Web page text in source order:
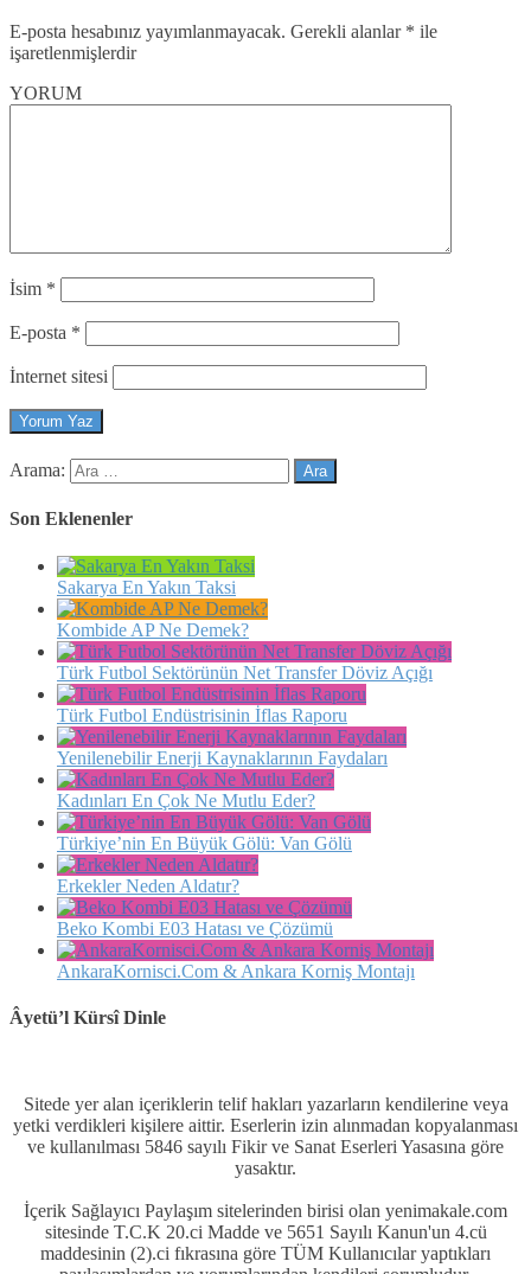
E-posta hesabınız yayımlanmayacak. Gerekli alanlar * ile
işaretlenmişlerdir
YORUM
İsim *
E-posta *
İnternet sitesi
Arama:
Son Eklenenler
Sakarya En Yakın Taksi
Kombide AP Ne Demek?
Türk Futbol Sektörünün Net Transfer Döviz Açığı
Türk Futbol Endüstrisinin İflas Raporu
Yenilenebilir Enerji Kaynaklarının Faydaları
Kadınları En Çok Ne Mutlu Eder?
Türkiye’nin En Büyük Gölü: Van Gölü
Erkekler Neden Aldatır?
Beko Kombi E03 Hatası ve Çözümü
AnkaraKornisci.Com & Ankara Korniş Montajı
Âyetü’l Kürsî Dinle
Sitede yer alan içeriklerin telif hakları yazarların kendilerine veya
yetki verdikleri kişilere aittir. Eserlerin izin alınmadan kopyalanması
ve kullanılması 5846 sayılı Fikir ve Sanat Eserleri Yasasına göre
yasaktır.
İçerik Sağlayıcı Paylaşım sitelerinden birisi olan yenimakale.com
sitesinde T.C.K 20.ci Madde ve 5651 Sayılı Kanun'un 4.cü
maddesinin (2).ci fıkrasına göre TÜM Kullanıcılar yaptıkları